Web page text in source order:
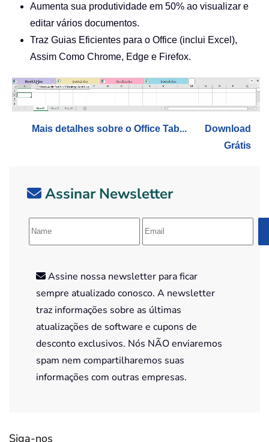
Aumenta sua produtividade em 50% ao visualizar e
editar vários documentos.
Traz Guias Eficientes para o Office (inclui Excel),
Assim Como Chrome, Edge e Firefox.
Mais detalhes sobre o Office Tab...
Download
Grátis
Assinar Newsletter
Assine nossa newsletter para ficar
sempre atualizado conosco. A newsletter
traz informações sobre as últimas
atualizações de software e cupons de
desconto exclusivos. Nós NÃO enviaremos
spam nem compartilharemos suas
informações com outras empresas.
Siga-nos